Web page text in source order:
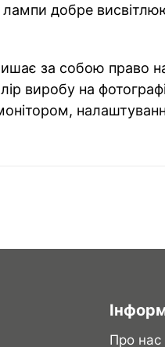
лампи добре
за собою право на
виробу на
Про нас